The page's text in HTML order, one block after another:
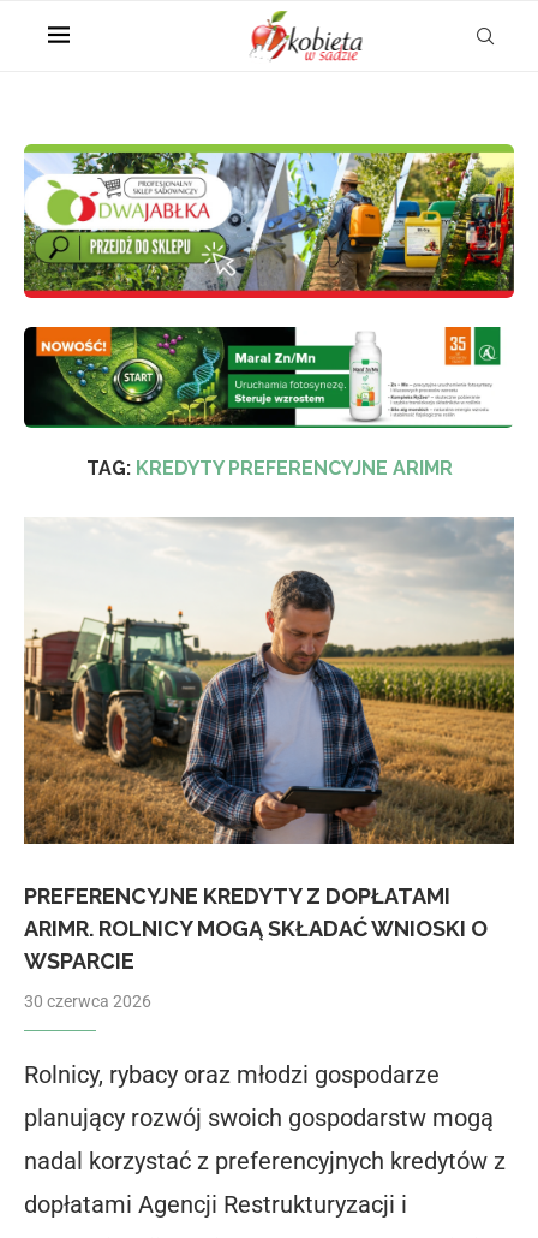
TAG: KREDYTY PREFERENCYJNE ARIMR
PREFERENCYJNE KREDYTY Z DOPŁATAMI
ARIMR. ROLNICY MOGĄ SKŁADAĆ WNIOSKI O
WSPARCIE
30 czerwca 2026
Rolnicy, rybacy oraz młodzi gospodarze
planujący rozwój swoich gospodarstw mogą
nadal korzystać z preferencyjnych kredytów z
dopłatami Agencji Restrukturyzacji i